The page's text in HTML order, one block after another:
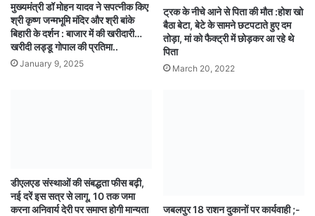
मुख्यमंत्री डॉ मोहन यादव ने सपत्नीक किए
श्री कृष्ण जन्मभूमि मंदिर और श्री बांके
बिहारी के दर्शन : बाजार में की खरीदारी…
खरीदी लड्डू गोपाल की प्रतिमा..
January 9, 2025
ट्रक के नीचे आने से पिता की मौत :होश खो
बैठा बेटा, बेटे के सामने छटपटाते हुए दम
तोड़ा, मां को फैक्ट्री में छोड़कर आ रहे थे
पिता
March 20, 2022
डीएलएड संस्थाओं की संबद्धता फीस बढ़ी,
नई दरें इस सत्र से लागू, 10 तक जमा
करना अनिवार्य देरी पर समाप्त होगी मान्यता
जबलपुर 18 राशन दुकानों पर कार्यवाही ;-